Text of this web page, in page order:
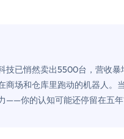
电了！老司机教你3招真·
？”车主怒了：车内不是广
已悄然卖出5500台，营收
场和仓库里跑动的机器人。
——你的认知可能还停留在五年